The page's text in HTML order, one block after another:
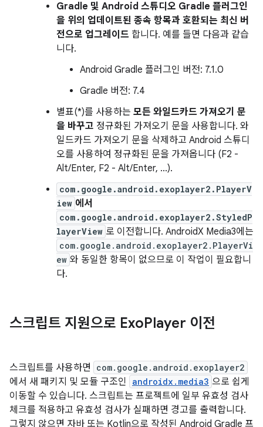
Gradle 및 Android 스튜디오 Gradle 플러그인
을 위의 업데이트된 종속 항목과 호환되는 최신 버
전으로 업그레이드 합니다. 예를 들면 다음과 같습
니다.
Android Gradle 플러그인 버전: 7.1.0
Gradle 버전: 7.4
별표(*)를 사용하는 모든 와일드카드 가져오기 문
을 바꾸고 정규화된 가져오기 문을 사용합니다. 와
일드카드 가져오기 문을 삭제하고 Android 스튜디
오를 사용하여 정규화된 문을 가져옵니다 (F2 -
Alt/Enter, F2 - Alt/Enter, ...).
com.google.android.exoplayer2.PlayerV
iew 에서
com.google.android.exoplayer2.StyledP
layerView 로 이전합니다. AndroidX Media3에는
com.google.android.exoplayer2.PlayerVi
ew 와 동일한 항목이 없으므로 이 작업이 필요합니
다.
스크립트 지원으로 ExoPlayer 이전
스크립트를 사용하면 com.google.android.exoplayer2
에서 새 패키지 및 모듈 구조인 androidx.media3 으로 쉽게
이동할 수 있습니다. 스크립트는 프로젝트에 일부 유효성 검사
체크를 적용하고 유효성 검사가 실패하면 경고를 출력합니다.
그렇지 않으면 자바 또는 Kotlin으로 작성된 Android Gradle 프